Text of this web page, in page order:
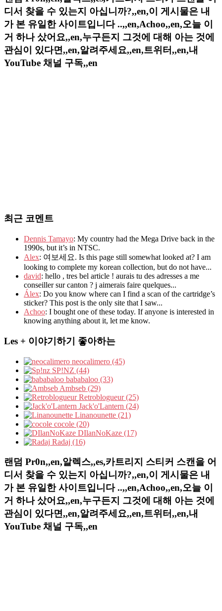
디서 찾을 수 있는지 아십니까?,,en,이 게시물은 내
가 본 유일한 사이트입니다 ..,,en,Achoo,,en,오늘 이
거 하나 샀어요,,en,누구든지 그것에 대해 아는 것에
관심이 있다면,,en,알려주세요,,en,트위터,,en,내
YouTube 채널 구독,,en
최근 코멘트
Dennis Tamayo: My country had the Mega Drive back in the
1990s, but it’s in NTSC.
Alex: 여보세요. Is this page still somewhat looked at? I am
looking to complete my korean collection, but do not have...
david: hello , tres bel article ! aurais tu des adresses a me
conseiller sur canton ? j aimerais faire quelques...
Álex: Do you know where can I find a scan of the cartridge’s
sticker? This post is the only site that I saw...
Achoo: I bought one of these today. If anyone is interested in
knowing anything about it, let me know.
Les + 이야기하기 좋아하는
neocalimero (45)
SP!NZ (44)
bababaloo (33)
Ambseb (29)
Retroblogueur (25)
Jack'o'Lantern (24)
Linanounette (21)
cocole (20)
DIlanNoKaze (17)
Radaj (16)
랜덤 Pr0n,,en,알렉스,,es,카트리지 스티커 스캔을 어
디서 찾을 수 있는지 아십니까?,,en,이 게시물은 내
가 본 유일한 사이트입니다 ..,,en,Achoo,,en,오늘 이
거 하나 샀어요,,en,누구든지 그것에 대해 아는 것에
관심이 있다면,,en,알려주세요,,en,트위터,,en,내
YouTube 채널 구독,,en